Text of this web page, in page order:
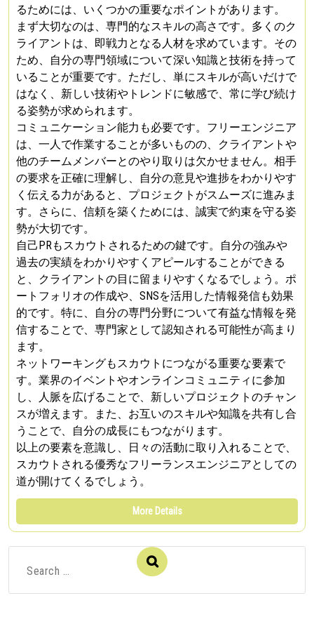
るためには、いくつかの重要なポイントがあります。
まず大切なのは、専門的なスキルの高さです。多くのク
ライアントは、即戦力となる人材を求めています。その
ため、自分の専門領域について深い知識と技術を持って
いることが重要です。ただし、単にスキルが高いだけで
はなく、新しい技術やトレンドに敏感で、常に学び続け
る姿勢が求められます。
コミュニケーション能力も必要です。フリーエンジニア
は、一人で作業することが多いものの、クライアントや
他のチームメンバーとのやり取りは欠かせません。相手
の要求を正確に理解し、自分の意見や進捗をわかりやす
く伝える力があると、プロジェクトがスムーズに進みま
す。さらに、信頼を築くためには、誠実で約束を守る姿
勢が大切です。
自己PRもスカウトされるための鍵です。自分の強みや
過去の実績をわかりやすくアピールすることができる
と、クライアントの目に留まりやすくなるでしょう。ポ
ートフォリオの作成や、SNSを活用した情報発信も効果
的です。特に、自分の専門分野について有益な情報を発
信することで、専門家として認知される可能性が高まり
ます。
ネットワーキングもスカウトにつながる重要な要素で
す。業界のイベントやオンラインコミュニティに参加
し、人脈を広げることで、新しいプロジェクトのチャン
スが増えます。また、お互いのスキルや知識を共有し合
うことで、自分の成長にもつながります。
以上の要素を意識し、日々の活動に取り入れることで、
スカウトされる優秀なフリーランスエンジニアとしての
道が開けてくるでしょう。
More Details
Search